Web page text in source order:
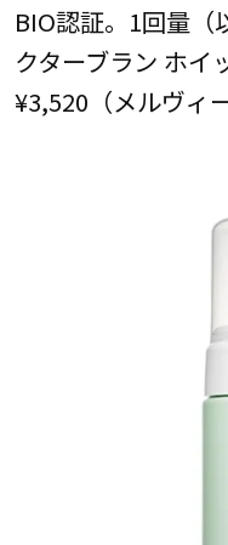
BIO認証。1回量（
クターブラン ホイ
¥3,520（メルヴィ